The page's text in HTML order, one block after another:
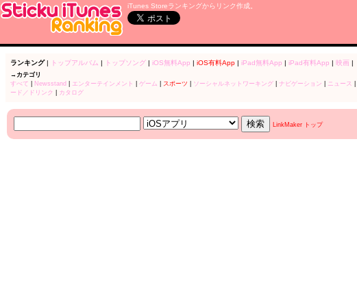
iTunes Storeランキングからリンク作成。
ランキング| トップアルバム | トップソング| iOS無料App | iOS有料App| iPad無料App | iPad有料App | 映画|
→カテゴリ
すべて
Newsstand エンターテインメント ゲーム スポーツ ソーシャルネットワーキング| ナビゲーション ニュース
ード／ドリンク
カタログ
LinkMaker トップ